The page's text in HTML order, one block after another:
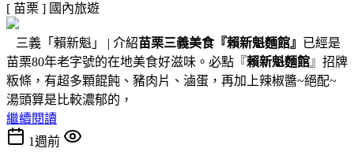
[ 苗栗 ] 國內旅遊
三義「賴新魁」 | 介紹苗栗三義美食『賴新魁麵館』 已經是
苗栗80年老字號的在地美食好滋味。必點『賴新魁麵館』招牌
粄條，有超多顆餛飩、豬肉片、滷蛋，再加上辣椒醬~絕配~
湯頭算是比較濃郁的，
繼續閱讀
1週前